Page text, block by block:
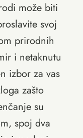
može biti
svoj
prirodnih
i netaknutu
izbor za vas
zašto
su
spoj dva